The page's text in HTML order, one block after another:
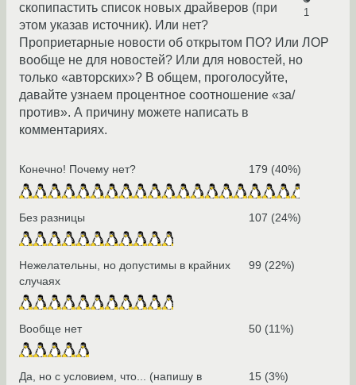
1
скопипастить список новых драйверов (при
этом указав источник). Или нет?
Проприетарные новости об открытом ПО? Или ЛОР
вообще не для новостей? Или для новостей, но
только «авторских»? В общем, проголосуйте,
давайте узнаем процентное соотношение «за/
против». А причину можете написать в
комментариях.
Конечно! Почему нет? 179 (40%)
Без разницы 107 (24%)
Нежелательны, но допустимы в крайних
случаях
99 (22%)
Вообще нет 50 (11%)
Да, но с условием, что... (напишу в
15 (3%)